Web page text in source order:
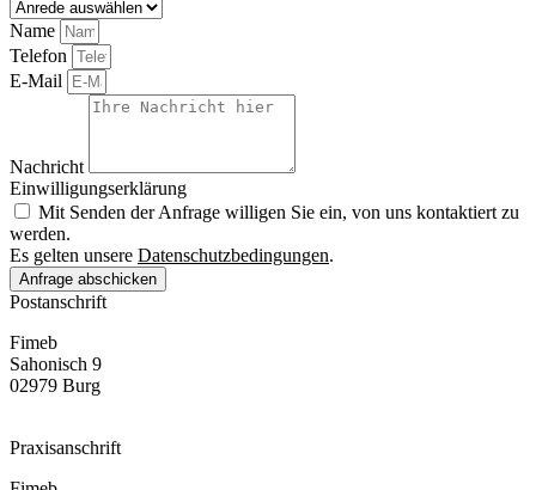
Name
Telefon
E-Mail
Nachricht
Einwilligungserklärung
Mit Senden der Anfrage willigen Sie ein, von uns kontaktiert zu
werden.
Es gelten unsere Datenschutzbedingungen.
Anfrage abschicken
Postanschrift
Fimeb
Sahonisch 9
02979 Burg
Praxisanschrift